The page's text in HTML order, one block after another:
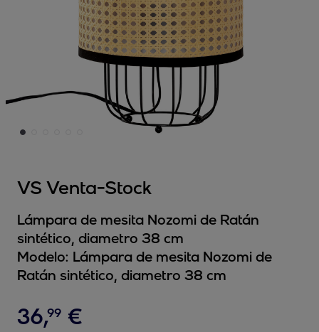
VS Venta-Stock
Lámpara de mesita Nozomi de Ratán
sintético, diametro 38 cm
Modelo: Lámpara de mesita Nozomi de
Ratán sintético, diametro 38 cm
36,99 €